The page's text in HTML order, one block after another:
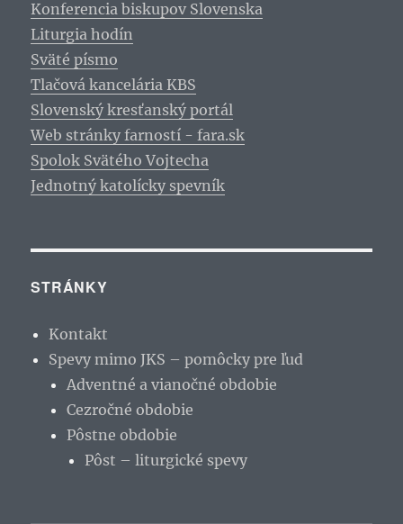
Konferencia biskupov Slovenska
Liturgia hodín
Sväté písmo
Tlačová kancelária KBS
Slovenský kresťanský portál
Web stránky farností - fara.sk
Spolok Svätého Vojtecha
Jednotný katolícky spevník
STRÁNKY
Kontakt
Spevy mimo JKS – pomôcky pre ľud
Adventné a vianočné obdobie
Cezročné obdobie
Pôstne obdobie
Pôst – liturgické spevy